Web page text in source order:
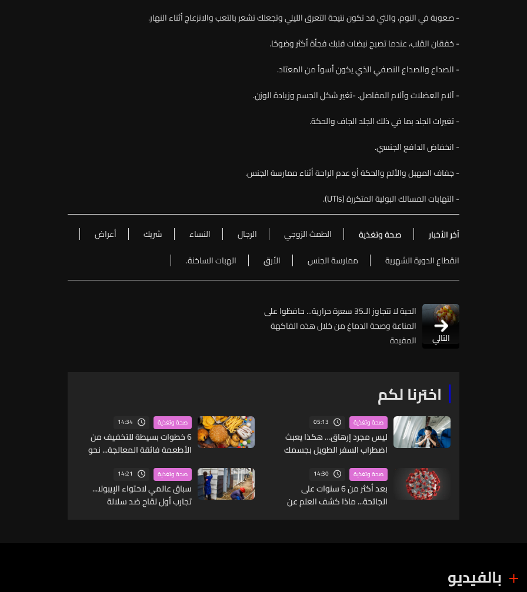
- صعوبة في النوم، والتي قد تكون نتيجة التعرق الليلي وتجعلك تشعر بالتعب والانزعاج أثناء النهار.
- خفقان القلب، عندما تصبح نبضات قلبك فجأة أكثر وضوحًا.
- الصداع والصداع النصفي الذي يكون أسوأ من المعتاد.
- آلام العضلات وآلام المفاصل. -تغير شكل الجسم وزيادة الوزن.
- تغيرات الجلد بما في ذلك الجلد الجاف والحكة.
- انخفاض الدافع الجنسي.
- جفاف المهبل والألم والحكة أو عدم الراحة أثناء ممارسة الجنس.
- التهابات المسالك البولية المتكررة (UTIs).
آخر الأخبار صحة وتغذية الطمث الزوجي الرجال النساء شريك
أعراض
انقطاع الدورة الشهرية
ممارسة الجنس الأرق الهبات الساخنة.
التالي
الحبة لا تتجاوز الـ35 سعرة حرارية... حافظوا على
المناعة وصحة الدماغ من خلال هذه الفاكهة
المفيدة
اخترنا لكم
صحة وتغذية 05:13
ليس مجرد إرهاق… هكذا يعبث
اضطراب السفر الطويل بجسمك
صحة وتغذية 14:34
6 خطوات بسيطة للتخفيف من
الأطعمة فائقة المعالجة... نحو
صحة وتغذية 14:30
بعد أكثر من 6 سنوات على
الجائحة... ماذا كشف العلم عن
صحة وتغذية 14:21
سباق عالمي لاحتواء الإيبولا...
تجارب أول لقاح ضد سلالة
بالفيديو